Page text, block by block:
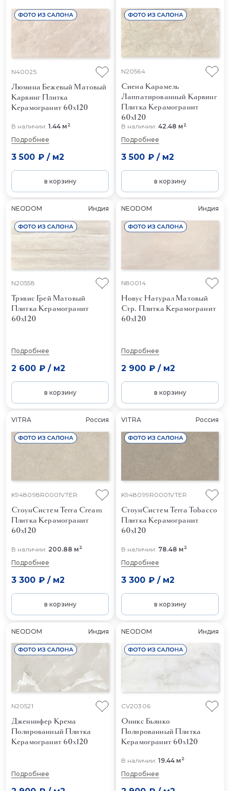
N40025
Люмина Бежевый Матовый
Карвинг Плитка
Керамогранит 60x120
В наличии: 1.44 м2
Подробнее
3 500 ₽/ м2
в корзину
N20564
Сиена Карамель
Лаппатированный Карвинг
Плитка Керамогранит
60x120
В наличии: 42.48 м2
Подробнее
3 500 ₽/ м2
в корзину
NEODOM Индия
N20558
Трэвис Грей Матовый
Плитка Керамогранит
60x120
Подробнее
2 600 ₽/ м2
в корзину
NEODOM Индия
N80014
Новус Натурал Матовый
Стр. Плитка Керамогранит
60x120
Подробнее
2 900 ₽/ м2
в корзину
VITRA Россия
K948098R0001VTER
СтоунСистем Terra Cream
Плитка Керамогранит
60x120
В наличии: 200.88 м2
Подробнее
3 300 ₽/ м2
в корзину
VITRA Россия
K948099R0001VTER
СтоунСистем Terra Tobacco
Плитка Керамогранит
60x120
В наличии: 78.48 м2
Подробнее
3 300 ₽/ м2
в корзину
NEODOM Индия
N20521
Дженнифер Крема
Полированный Плитка
Керамогранит 60x120
Подробнее
NEODOM Индия
CV20306
Оникс Бьянко
Полированный Плитка
Керамогранит 60x120
В наличии: 19.44 м2
Подробнее